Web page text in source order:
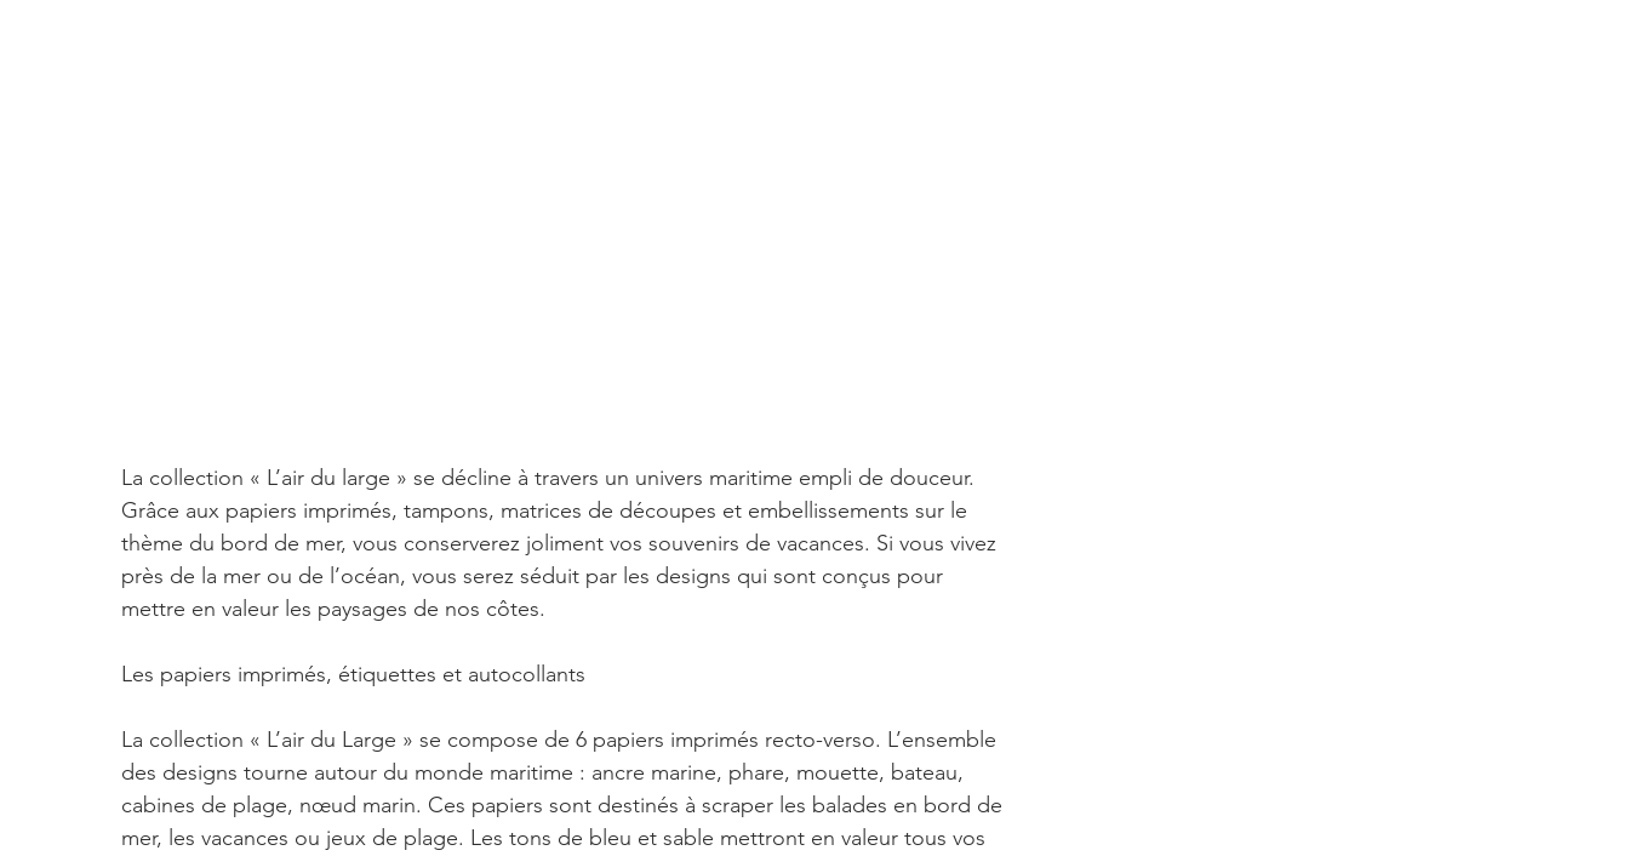
La collection « L’air du large » se décline à travers un univers maritime empli de douceur.
Grâce aux papiers imprimés, tampons, matrices de découpes et embellissements sur le
thème du bord de mer, vous conserverez joliment vos souvenirs de vacances. Si vous vivez
près de la mer ou de l’océan, vous serez séduit par les designs qui sont conçus pour
mettre en valeur les paysages de nos côtes.
Les papiers imprimés, étiquettes et autocollants
La collection « L’air du Large » se compose de 6 papiers imprimés recto-verso. L’ensemble
des designs tourne autour du monde maritime : ancre marine, phare, mouette, bateau,
cabines de plage, nœud marin. Ces papiers sont destinés à scraper les balades en bord de
mer, les vacances ou jeux de plage. Les tons de bleu et sable mettront en valeur tous vos